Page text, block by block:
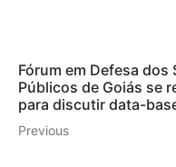
Fórum em Defesa
Públicos de Goiás se
para discutir data-
Previous